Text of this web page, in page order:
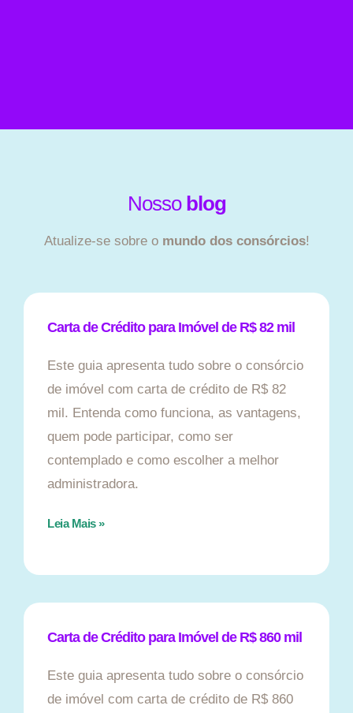
Nosso blog
Atualize-se sobre o mundo dos consórcios!
Carta de Crédito para Imóvel de R$ 82 mil
Este guia apresenta tudo sobre o consórcio
de imóvel com carta de crédito de R$ 82
mil. Entenda como funciona, as vantagens,
quem pode participar, como ser
contemplado e como escolher a melhor
administradora.
Leia Mais »
Carta de Crédito para Imóvel de R$ 860 mil
Este guia apresenta tudo sobre o consórcio
de imóvel com carta de crédito de R$ 860